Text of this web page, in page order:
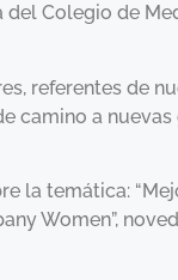
Colegio de
referentes de
camino a nuevas
la temática:
Women”,